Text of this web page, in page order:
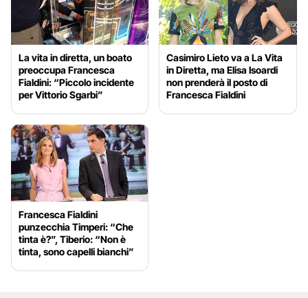
La vita in diretta, un boato
preoccupa Francesca
Fialdini: “Piccolo incidente
per Vittorio Sgarbi”
Casimiro Lieto va a La Vita
in Diretta, ma Elisa Isoardi
non prenderà il posto di
Francesca Fialdini
Francesca Fialdini
punzecchia Timperi: “Che
tinta è?”, Tiberio: “Non è
tinta, sono capelli bianchi”